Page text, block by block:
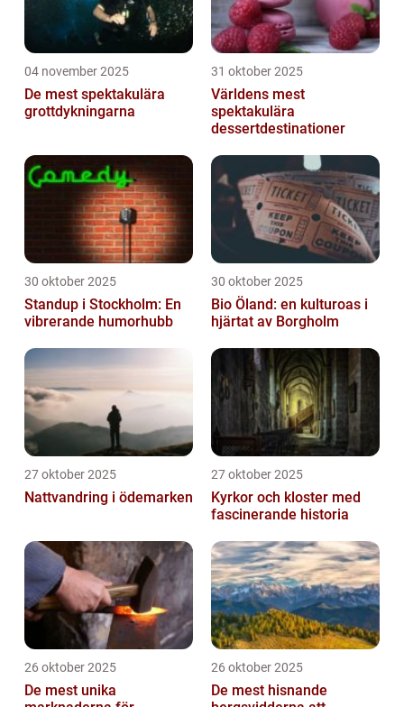
04 november 2025
De mest spektakulära
grottdykningarna
31 oktober 2025
Världens mest
spektakulära
dessertdestinationer
30 oktober 2025
Standup i Stockholm: En
vibrerande humorhubb
30 oktober 2025
Bio Öland: en kulturoas i
hjärtat av Borgholm
27 oktober 2025
Nattvandring i ödemarken
27 oktober 2025
Kyrkor och kloster med
fascinerande historia
26 oktober 2025
De mest unika
26 oktober 2025
De mest hisnande